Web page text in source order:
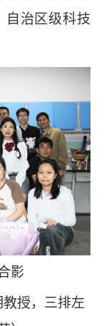
自治区级科技
影
教授，三排左